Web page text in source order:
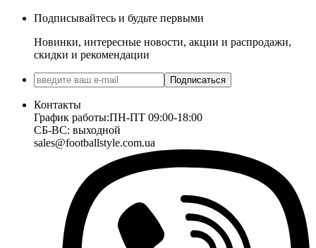
Подписывайтесь и будьте первыми
Новинки, интересные новости, акции и распродажи,
скидки и рекомендации
Подписаться
Контакты
График работы:ПН-ПТ 09:00-18:00
СБ-ВС: выходной
sales@footballstyle.com.ua